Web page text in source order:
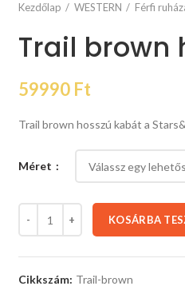
Kezdőlap WESTERN Férfi
Trail brown
59990 Ft
Trail brown hosszú kabát a
Méret
KOSÁRBA
Cikkszám: Trail-brown